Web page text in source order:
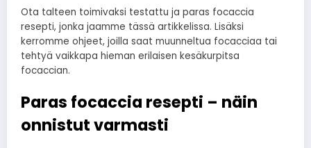
Ota talteen toimivaksi testattu ja paras focaccia
resepti, jonka jaamme tässä artikkelissa. Lisäksi
kerromme ohjeet, joilla saat muunneltua focacciaa tai
tehtyä vaikkapa hieman erilaisen kesäkurpitsa
focaccian.
Paras focaccia resepti – näin
onnistut varmasti